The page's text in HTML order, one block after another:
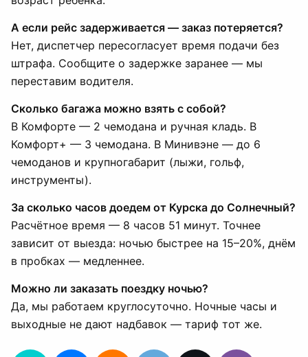
А если рейс задерживается — заказ потеряется?
Нет, диспетчер пересогласует время подачи без
штрафа. Сообщите о задержке заранее — мы
переставим водителя.
Сколько багажа можно взять с собой?
В Комфорте — 2 чемодана и ручная кладь. В
Комфорт+ — 3 чемодана. В Минивэне — до 6
чемоданов и крупногабарит (лыжи, гольф,
инструменты).
За сколько часов доедем от Курска до Солнечный?
Расчётное время — 8 часов 51 минут. Точнее
зависит от выезда: ночью быстрее на 15–20%, днём
в пробках — медленнее.
Можно ли заказать поездку ночью?
Да, мы работаем круглосуточно. Ночные часы и
выходные не дают надбавок — тариф тот же.